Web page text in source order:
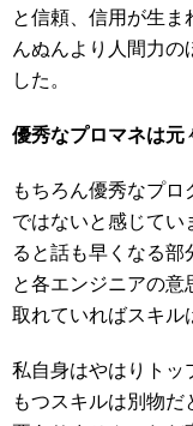
と信頼、信用が生ま
んぬんより人間力の
した。
優秀なプロマネは元
もちろん優秀なプ
ではないと感じてい
ると話も早くなる部
と各エンジニアの意
取れていればスキル
私自身はやはりトッ
もつスキルは別物